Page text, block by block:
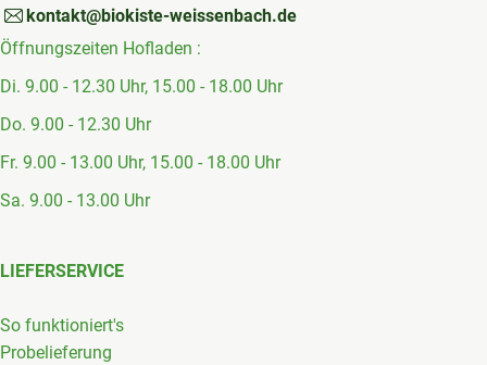
kontakt@biokiste-weissenbach.de
Öffnungszeiten Hofladen :
Di. 9.00 - 12.30 Uhr, 15.00 - 18.00 Uhr
Do. 9.00 - 12.30 Uhr
Fr. 9.00 - 13.00 Uhr, 15.00 - 18.00 Uhr
Sa. 9.00 - 13.00 Uhr
LIEFERSERVICE
So funktioniert's
Probelieferung